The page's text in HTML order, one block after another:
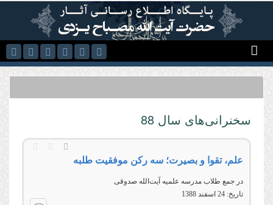
رفتن به محتوای اصلی
سخنرانی‌های سال 88
علم، تقوا و بصیرت؛ سه رکن موفقیت طلبه
در جمع طلاب مدرسه علمیه آیت‌الله صدوقی
تاریخ: 24 اسفند 1388